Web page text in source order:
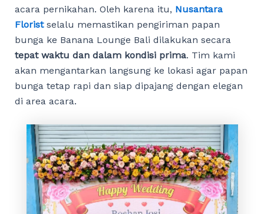
acara pernikahan. Oleh karena itu, Nusantara
Floristselalu memastikan pengiriman papan
bunga ke Banana Lounge Bali dilakukan secara
tepat waktu dan dalam kondisi prima. Tim kami
akan mengantarkan langsung ke lokasi agar papan
bunga tetap rapi dan siap dipajang dengan elegan
di area acara.